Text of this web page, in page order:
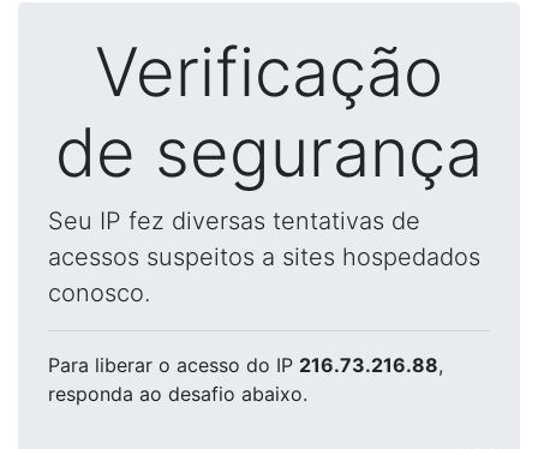
Verificação
de segurança
Seu IP fez diversas tentativas de
acessos suspeitos a sites hospedados
conosco.
Para liberar o acesso do IP 216.73.216.88,
responda ao desafio abaixo.